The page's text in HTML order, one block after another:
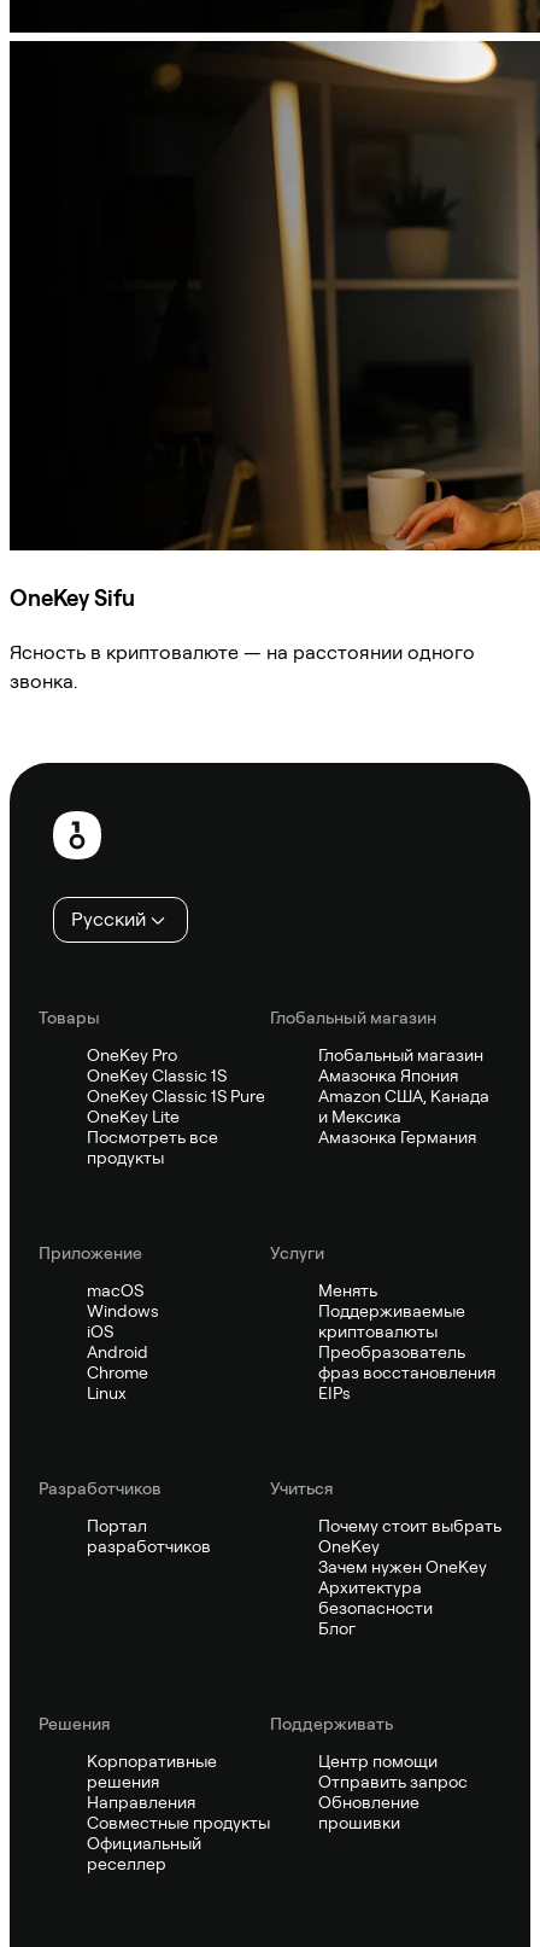
OneKey Sifu
Ясность в криптовалюте — на расстоянии одного
звонка.
Нижний
колонтитул
Русский
Товары
OneKey Pro
OneKey Classic 1S
OneKey Classic 1S Pure
OneKey Lite
Посмотреть все
продукты
Глобальный магазин
Глобальный магазин
Амазонка Япония
Amazon США, Канада
и Мексика
Амазонка Германия
Приложение
macOS
Windows
iOS
Android
Chrome
Linux
Услуги
Менять
Поддерживаемые
криптовалюты
Преобразователь
фраз восстановления
EIPs
Pазработчиков
Портал
разработчиков
Учиться
Почему стоит выбрать
OneKey
Зачем нужен OneKey
Архитектура
безопасности
Блог
Решения
Корпоративные
решения
Направления
Совместные продукты
Официальный
реселлер
Поддерживать
Центр помощи
Отправить запрос
Обновление
прошивки